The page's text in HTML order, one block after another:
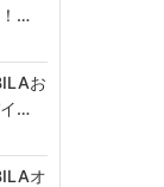
！…
お
…
オ